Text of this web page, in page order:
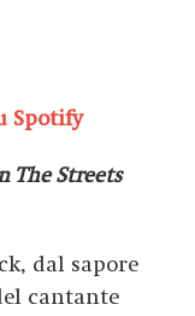
Spotify
The Streets
dal sapore
cantante